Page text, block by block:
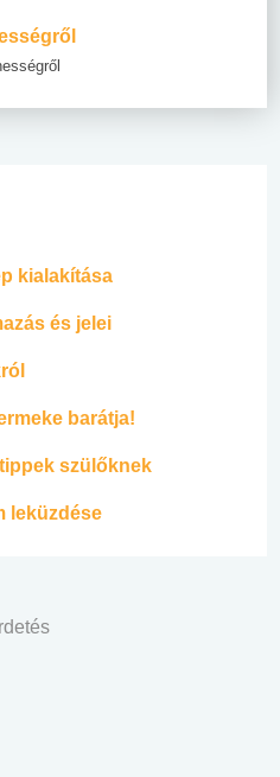
kialakítása
és jelei
barátja!
szülőknek
leküzdése